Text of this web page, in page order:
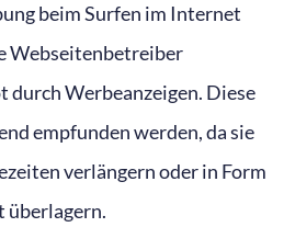
beim Surfen im Internet
Webseitenbetreiber
durch Werbeanzeigen. Diese
empfunden werden, da sie
verlängern oder in Form
überlagern.